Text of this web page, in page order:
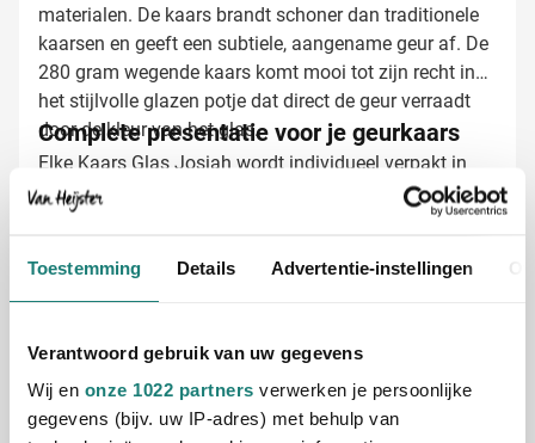
Toestemming Details Advertentie-instellingen
Verantwoord gebruik van uw gegevens
Wij en onze 1022 partners verwerken je persoonlijke
gegevens (bijv. uw IP-adres) met behulp van
materialen. De kaars brandt schoner dan traditionele
kaarsen en geeft een subtiele, aangename geur af. De
280 gram wegende kaars komt mooi tot zijn recht in
het stijlvolle glazen potje dat direct de geur verraadt
door de kleur van het glas.
Complete presentatie voor je geurkaars
Elke Kaars Glas Josiah wordt individueel verpakt in
een stijlvolle witte kartonnen koker. Zo is je bedrukte
geurkaars direct klaar om te geven en maakt
verpakking past perfect bij het luxe karakter van dit
relatiegeschenk.
Bij Van Heijster Relatiegeschenken maken we van
deze geurkaars een uniek relatiegeschenk. Kies uit